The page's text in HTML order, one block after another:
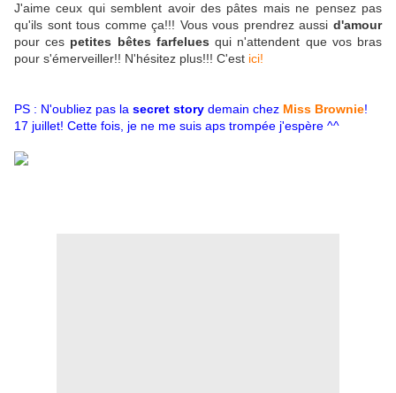
J'aime ceux qui semblent avoir des pâtes mais ne pensez pas
qu'ils sont tous comme ça!!! Vous vous prendrez aussi d'amour
pour ces petites bêtes farfelues qui n'attendent que vos bras
pour s'émerveiller!! N'hésitez plus!!! C'est ici!
PS : N'oubliez pas la secret story demain chez Miss Brownie!
17 juillet! Cette fois, je ne me suis aps trompée j'espère ^^